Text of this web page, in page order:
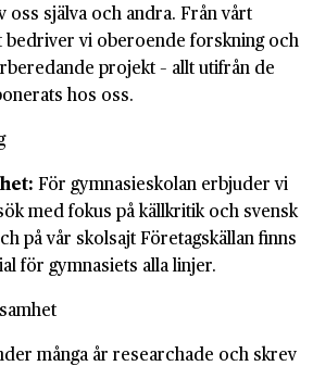
oss själva och andra. Från vårt
bedriver vi oberoende forskning och
projekt – allt utifrån de
hos oss.
För gymnasieskolan erbjuder vi
med fokus på källkritik och svensk
på vår skolsajt Företagskällan finns
för gymnasiets alla linjer.
många år researchade och skrev